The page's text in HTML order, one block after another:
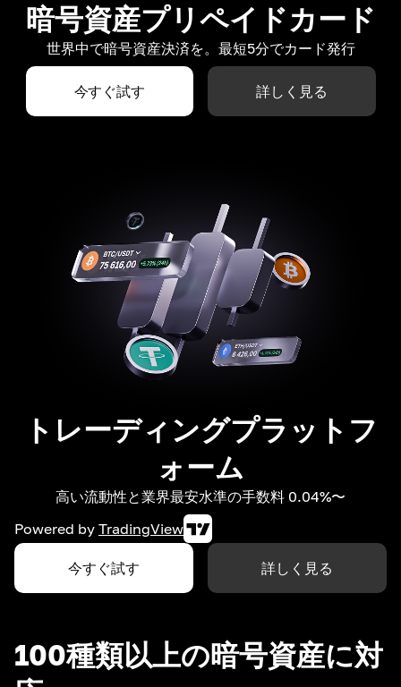
暗号資産プリペイドカード
世界中で暗号資産決済を。最短5分でカード発行
今すぐ試す 詳しく見る
トレーディングプラットフ
ォーム
高い流動性と業界最安水準の手数料 0.04%〜
Powered by TradingView
今すぐ試す 詳しく見る
100種類以上の暗号資産に対